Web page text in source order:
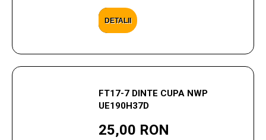
DETALII
FT17-7 DINTE CUPA NWP
UE190H37D
25,00 RON